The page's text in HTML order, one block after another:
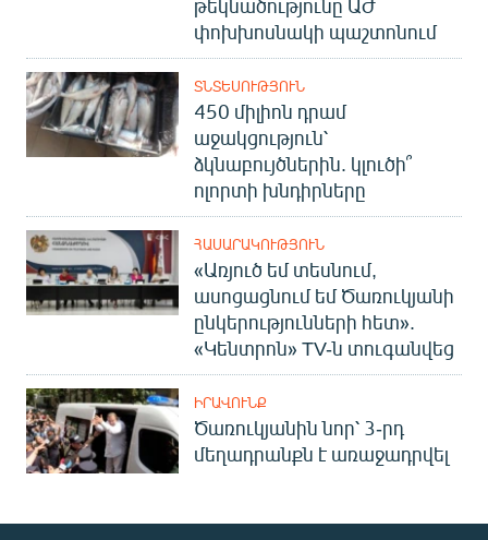
թեկնածությունը ԱԺ
փոխխոսնակի պաշտոնում
ՏՆՏԵՍՈՒԹՅՈՒՆ
450 միլիոն դրամ
աջակցություն՝
ձկնաբույծներին. կլուծի՞
ոլորտի խնդիրները
ՀԱՍԱՐԱԿՈՒԹՅՈՒՆ
«Առյուծ եմ տեսնում,
ասոցացնում եմ Ծառուկյանի
ընկերությունների հետ».
«Կենտրոն» TV-ն տուգանվեց
ԻՐԱՎՈՒՆՔ
Ծառուկյանին նոր՝ 3-րդ
մեղադրանքն է առաջադրվել